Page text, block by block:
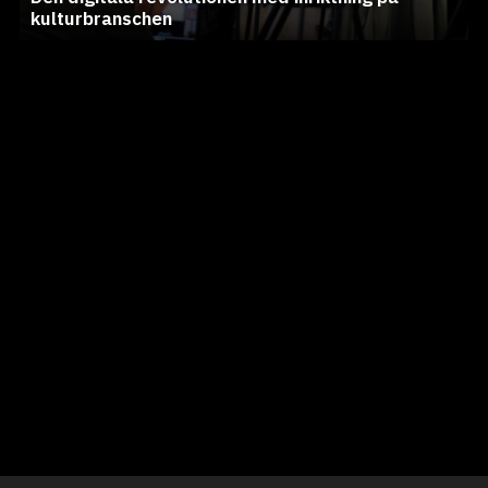
kulturbranschen